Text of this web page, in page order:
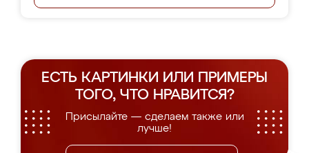
ЕСТЬ КАРТИНКИ ИЛИ ПРИМЕРЫ
ТОГО, ЧТО НРАВИТСЯ?
Присылайте — сделаем также или
лучше!